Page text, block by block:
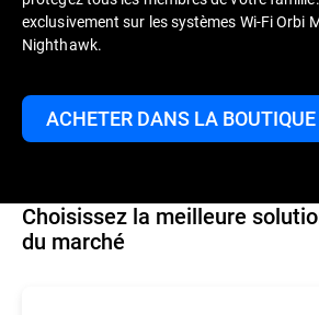
exclusivement sur les systèmes Wi-Fi Orbi
Nighthawk.
ACHETER DANS LA
Choisissez la meilleure
du marché